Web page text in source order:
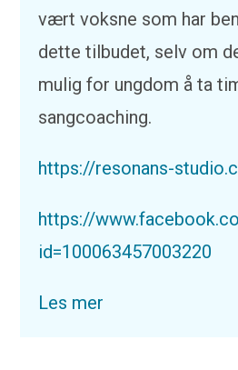
vært voksne som har
dette tilbudet, selv om
mulig for ungdom å ta
sangcoaching.
https://resonans-
https://
id=100063457003220
Les mer